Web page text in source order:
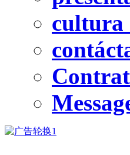
cultura